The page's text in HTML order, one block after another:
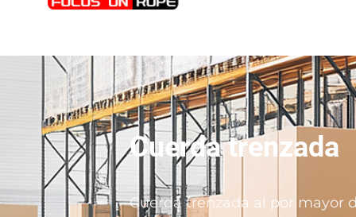
Cuerda trenzada
Cuerda trenzada al por mayor